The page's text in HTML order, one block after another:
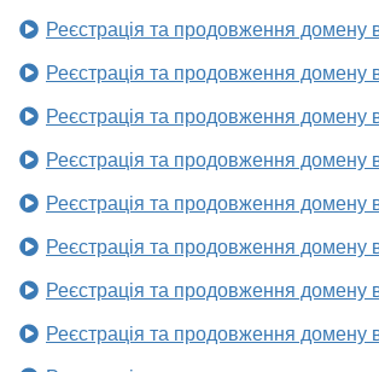
Реєстрація та продовження домену
Реєстрація та продовження домену
Реєстрація та продовження домену
Реєстрація та продовження домену
Реєстрація та продовження домену
Реєстрація та продовження домену
Реєстрація та продовження домену
Реєстрація та продовження домену